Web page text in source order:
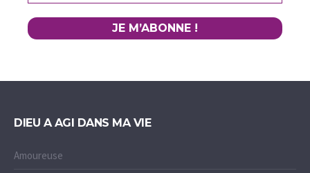
DIEU A AGI DANS MA VIE
Amoureuse